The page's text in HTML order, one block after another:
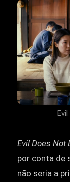
Evil Does Not
por conta de
não seria a